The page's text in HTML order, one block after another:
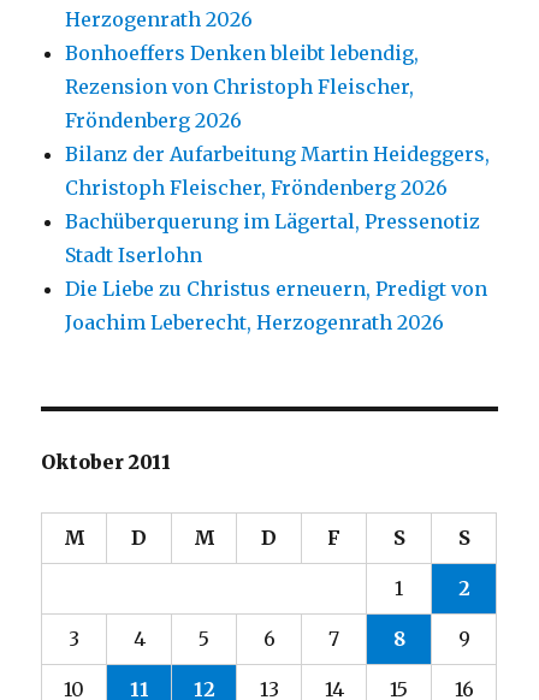
Herzogenrath 2026
Bonhoeffers Denken bleibt lebendig,
Rezension von Christoph Fleischer,
Fröndenberg 2026
Bilanz der Aufarbeitung Martin Heideggers,
Christoph Fleischer, Fröndenberg 2026
Bachüberquerung im Lägertal, Pressenotiz
Stadt Iserlohn
Die Liebe zu Christus erneuern, Predigt von
Joachim Leberecht, Herzogenrath 2026
Oktober 2011
M D M D F S S
1 2
3 4 5 6 7 8 9
10 11 12 13 14 15 16